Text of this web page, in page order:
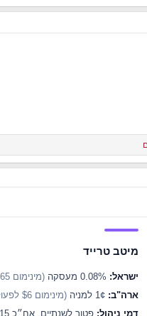
מיטב טרייד
ישראל:
(מינימום ₪4.65 לפעולה)
ארה"ב:
(מינימום $6 לפעולה או $5 ב-IBKR)
דמי ניהול: פטור לשנתיים, אח״כ ₪15